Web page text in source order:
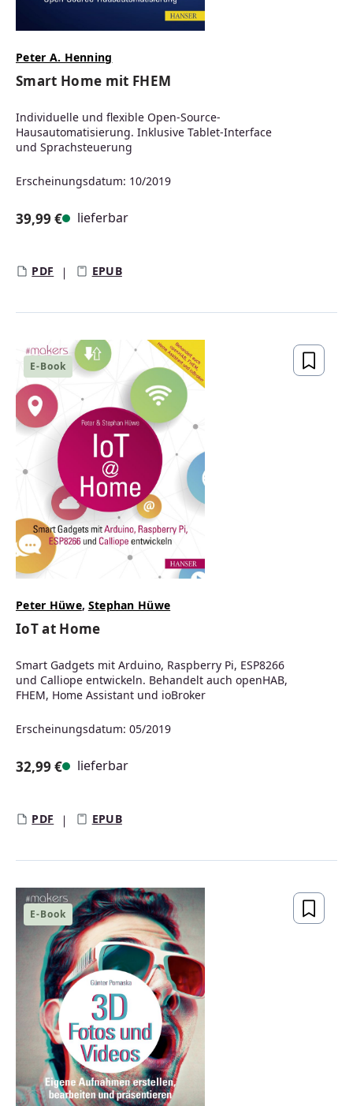
Peter A. Henning
Smart Home mit FHEM
Individuelle und flexible Open-Source-
Hausautomatisierung. Inklusive Tablet-Interface
und Sprachsteuerung
Erscheinungsdatum: 10/2019
39,99 € lieferbar
PDF EPUB
E-Book
Peter Hüwe, Stephan Hüwe
IoT at Home
Smart Gadgets mit Arduino, Raspberry Pi, ESP8266
und Calliope entwickeln. Behandelt auch openHAB,
FHEM, Home Assistant und ioBroker
Erscheinungsdatum: 05/2019
32,99 € lieferbar
PDF EPUB
E-Book